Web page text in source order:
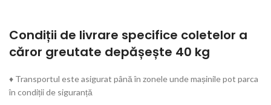
Condiții de livrare specifice coletelor a
căror greutate depășește 40 kg
♦ Transportul este asigurat până în zonele unde mașinile pot parca
în condiții de siguranță